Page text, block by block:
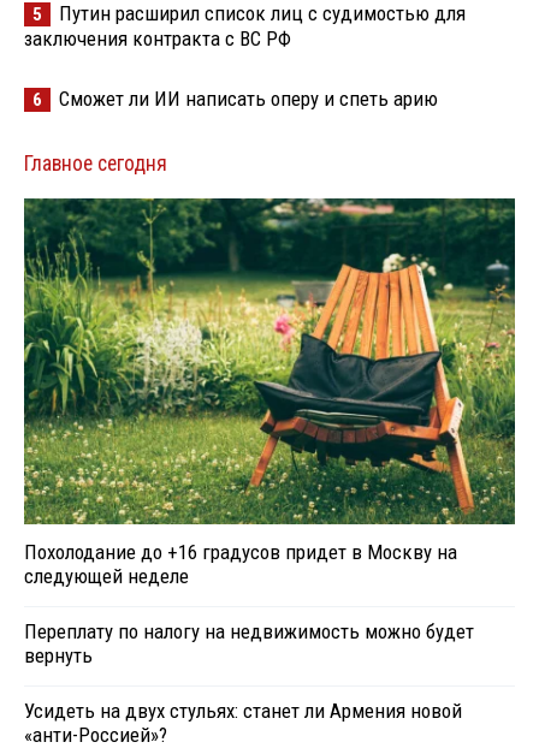
5
Путин расширил список лиц с судимостью для
заключения контракта с ВС РФ
6 Сможет ли ИИ написать оперу и спеть арию
Главное сегодня
Похолодание до +16 градусов придет в Москву на
следующей неделе
Переплату по налогу на недвижимость можно будет
вернуть
Усидеть на двух стульях: станет ли Армения новой
«анти-Россией»?